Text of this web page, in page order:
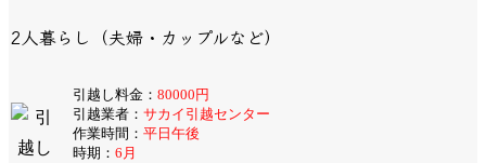
2人暮らし（夫婦・カップルなど）
引越し料金： 80000円
引越業者： サカイ引越センター
作業時間： 平日午後
時期： 6月